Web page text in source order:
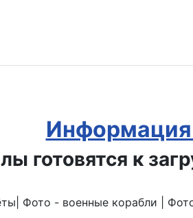
Информация
готовятся к
Фото - военные корабли |